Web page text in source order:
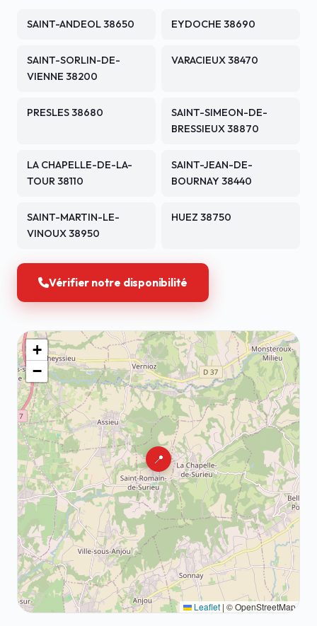
SAINT-ANDEOL 38650 EYDOCHE 38690
SAINT-SORLIN-DE-
VIENNE 38200
VARACIEUX 38470
PRESLES 38680
SAINT-SIMEON-DE-
BRESSIEUX 38870
LA CHAPELLE-DE-LA-
TOUR 38110
SAINT-JEAN-DE-
BOURNAY 38440
SAINT-MARTIN-LE-
VINOUX 38950
HUEZ 38750
Vérifier notre disponibilité
📍
+
−
Leaflet | © OpenStreetMap